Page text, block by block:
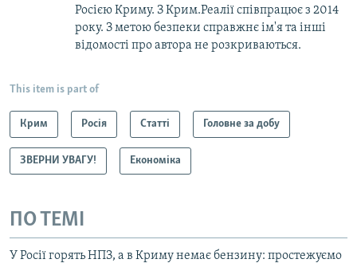
Росією Криму. З Крим.Реалії співпрацює з 2014
року. З метою безпеки справжнє ім'я та інші
відомості про автора не розкриваються.
This item is part of
Крим Росія Статті Головне за добу
ЗВЕРНИ УВАГУ! Економіка
ПО ТЕМІ
У Росії горять НПЗ, а в Криму немає бензину: простежуємо